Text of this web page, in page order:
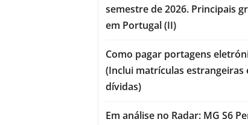
semestre de 2026. Principais
em Portugal (II)
Como pagar portagens
(Inclui matrículas estrangeiras
dívidas)
Em análise no Radar: MG S6